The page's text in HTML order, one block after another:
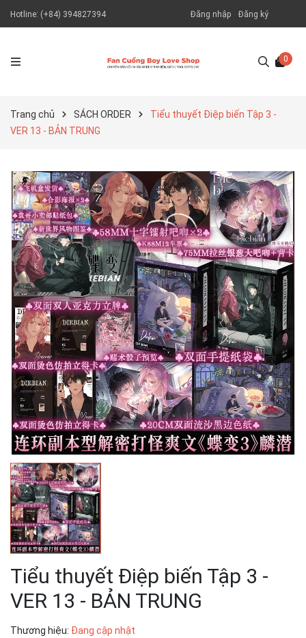
Hotline: (+84) 394827394 Đăng nhập Đăng ký
0
Trang chủ SÁCH ORDER
Tiểu thuyết Điệp biến Tập 3 -
VER 13 - BẢN TRUNG
Tiểu thuyết Điệp biến Tập 3 -
VER 13 - BẢN TRUNG
Thương hiệu: Đang cập nhật